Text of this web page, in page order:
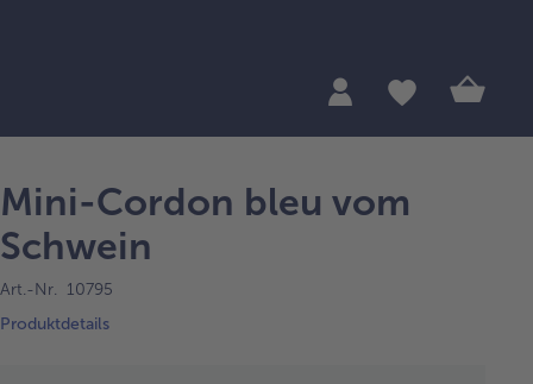
Mini-Cordon bleu vom
Schwein
Art.-Nr. 10795
Produktdetails